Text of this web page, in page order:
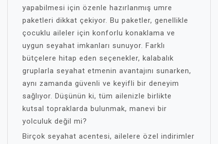
yapabilmesi için özenle hazırlanmış umre
paketleri dikkat çekiyor. Bu paketler, genellikle
çocuklu aileler için konforlu konaklama ve
uygun seyahat imkanları sunuyor. Farklı
bütçelere hitap eden seçenekler, kalabalık
gruplarla seyahat etmenin avantajını sunarken,
aynı zamanda güvenli ve keyifli bir deneyim
sağlıyor. Düşünün ki, tüm ailenizle birlikte
kutsal topraklarda bulunmak, manevi bir
yolculuk değil mi?
Birçok seyahat acentesi, ailelere özel indirimler